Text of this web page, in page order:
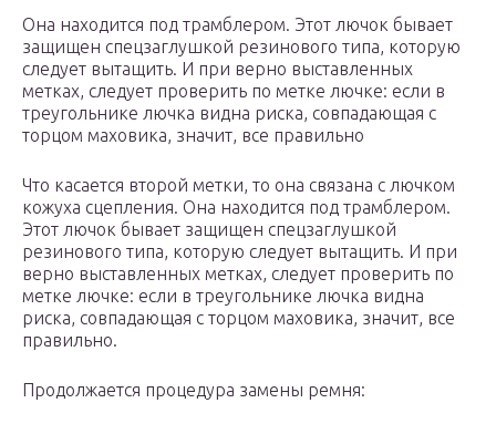
Она находится под трамблером. Этот лючок бывает
защищен спецзаглушкой резинового типа, которую
следует вытащить. И при верно выставленных
метках, следует проверить по метке лючке: если в
треугольнике лючка видна риска, совпадающая с
торцом маховика, значит, все правильно
Что касается второй метки, то она связана с лючком
кожуха сцепления. Она находится под трамблером.
Этот лючок бывает защищен спецзаглушкой
резинового типа, которую следует вытащить. И при
верно выставленных метках, следует проверить по
метке лючке: если в треугольнике лючка видна
риска, совпадающая с торцом маховика, значит, все
правильно.
Продолжается процедура замены ремня: